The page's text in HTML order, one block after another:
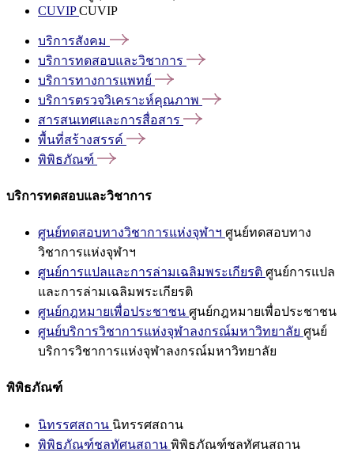
CUVIPCUVIP
บริการสังคม
บริการทดสอบและวิชาการ
บริการทางการแพทย์
บริการตรวจวิเคราะห์คุณภาพ
สารสนเทศและการสื่อสาร
พื้นที่สร้างสรรค์
พิพิธภัณฑ์
บริการทดสอบและวิชาการ
ศูนย์ทดสอบทางวิชาการแห่งจุฬาฯ ศูนย์ทดสอบทาง
วิชาการแห่งจุฬาฯ
ศูนย์การแปลและการล่ามเฉลิมพระเกียรติ ศูนย์การแปล
และการล่ามเฉลิมพระเกียรติ
ศูนย์กฎหมายเพื่อประชาชน ศูนย์กฎหมายเพื่อประชาชน
ศูนย์บริการวิชาการแห่งจุฬาลงกรณ์มหาวิทยาลัย ศูนย์
บริการวิชาการแห่งจุฬาลงกรณ์มหาวิทยาลัย
พิพิธภัณฑ์
นิทรรศสถาน นิทรรศสถาน
พิพิธภัณฑ์ชลทัศนสถาน พิพิธภัณฑ์ชลทัศนสถาน